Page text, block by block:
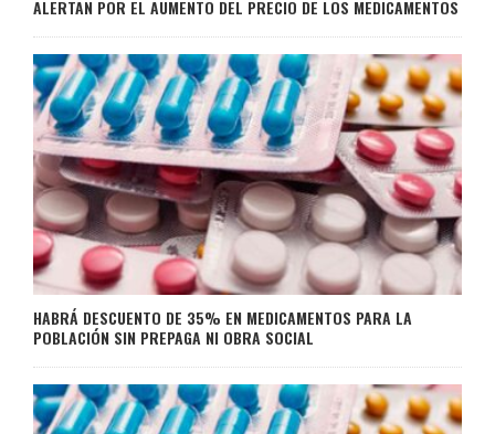
ALERTAN POR EL AUMENTO DEL PRECIO DE LOS MEDICAMENTOS
HABRÁ DESCUENTO DE 35% EN MEDICAMENTOS PARA LA
POBLACIÓN SIN PREPAGA NI OBRA SOCIAL